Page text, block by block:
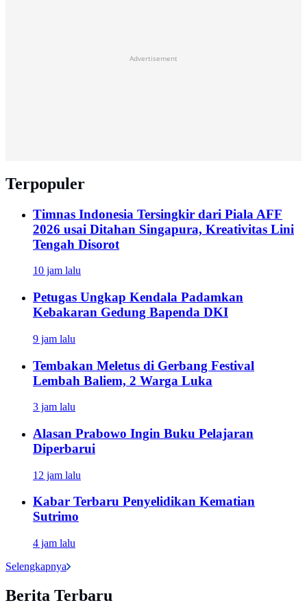
Advertisement
Terpopuler
Timnas Indonesia Tersingkir dari Piala AFF
2026 usai Ditahan Singapura, Kreativitas Lini
Tengah Disorot
10 jam lalu
Petugas Ungkap Kendala Padamkan
Kebakaran Gedung Bapenda DKI
9 jam lalu
Tembakan Meletus di Gerbang Festival
Lembah Baliem, 2 Warga Luka
3 jam lalu
Alasan Prabowo Ingin Buku Pelajaran
Diperbarui
12 jam lalu
Kabar Terbaru Penyelidikan Kematian
Sutrimo
4 jam lalu
Selengkapnya
Berita Terbaru